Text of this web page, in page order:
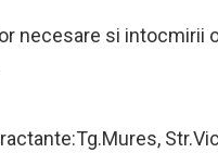
necesare si intocmirii